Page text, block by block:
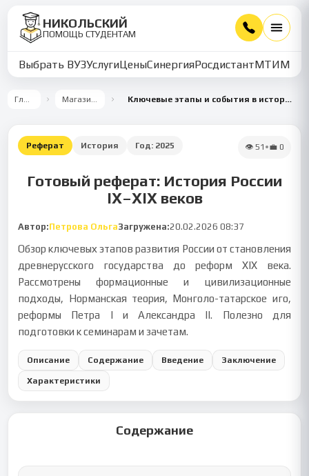
НИКОЛЬСКИЙ
ПОМОЩЬ СТУДЕНТАМ
Выбрать ВУЗУслугиЦеныСинергияРосдистантМТИММУ
Главная Магазин работ Ключевые этапы и события в истории России (IX–XIX вв.)
Реферат История Год: 2025 👁 51 •💼 0
Готовый реферат: История России
IX–XIX веков
Автор:Петрова ОльгаЗагружена:20.02.2026 08:37
Обзор ключевых этапов развития России от становления
древнерусского государства до реформ XIX века.
Рассмотрены формационные и цивилизационные
подходы, Норманская теория, Монголо-татарское иго,
реформы Петра I и Александра II. Полезно для
подготовки к семинарам и зачетам.
Описание Содержание Введение Заключение
Характеристики
Содержание